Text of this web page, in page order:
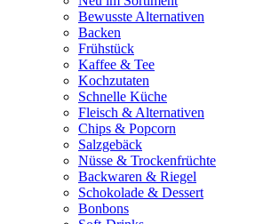
Bewusste Alternativen
Backen
Frühstück
Kaffee & Tee
Kochzutaten
Schnelle Küche
Fleisch & Alternativen
Chips & Popcorn
Salzgebäck
Nüsse & Trockenfrüchte
Backwaren & Riegel
Schokolade & Dessert
Bonbons